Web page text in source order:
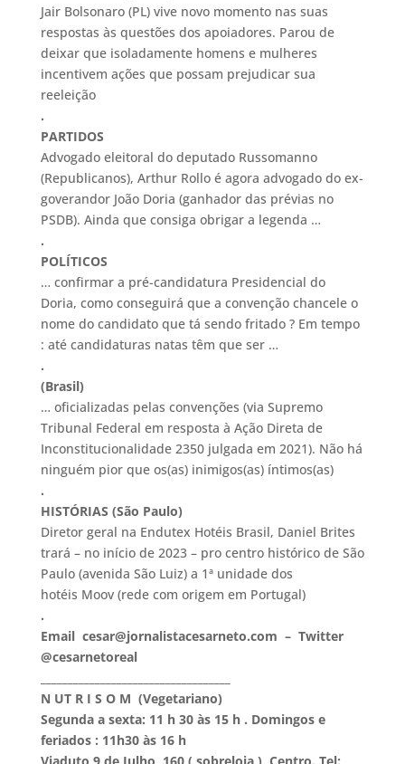
Jair Bolsonaro (PL) vive novo momento nas suas
respostas às questões dos apoiadores. Parou de
deixar que isoladamente homens e mulheres
incentivem ações que possam prejudicar sua
reeleição
.
PARTIDOS
Advogado eleitoral do deputado Russomanno
(Republicanos), Arthur Rollo é agora advogado do ex-
goverandor João Doria (ganhador das prévias no
PSDB). Ainda que consiga obrigar a legenda …
.
POLÍTICOS
… confirmar a pré-candidatura Presidencial do
Doria, como conseguirá que a convenção chancele o
nome do candidato que tá sendo fritado ? Em tempo
: até candidaturas natas têm que ser …
.
(Brasil)
… oficializadas pelas convenções (via Supremo
Tribunal Federal em resposta à Ação Direta de
Inconstitucionalidade 2350 julgada em 2021). Não há
ninguém pior que os(as) inimigos(as) íntimos(as)
.
HISTÓRIAS (São Paulo)
Diretor geral na Endutex Hotéis Brasil, Daniel Brites
trará – no início de 2023 – pro centro histórico de São
Paulo (avenida São Luiz) a 1ª unidade dos
hotéis Moov (rede com origem em Portugal)
.
Email cesar@jornalistacesarneto.com – Twitter
@cesarnetoreal
N UT R I S O M (Vegetariano)
Segunda a sexta: 11 h 30 às 15 h . Domingos e
feriados : 11h30 às 16 h